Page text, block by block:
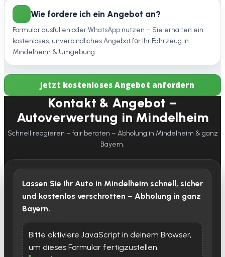
Wie fordere ich ein Angebot an?
Formular ausfüllen oder WhatsApp nutzen – Sie erhalten ein
kostenloses, unverbindliches Angebot für Ihr Fahrzeug in
Mindelheim & Umgebung.
Jetzt kostenloses Angebot anfordern
Kontakt & Angebot –
Autoverwertung in Mindelheim
Schnell reagieren – fair beraten – Abholung in Mindelheim & ganz
Bayern.
Lassen Sie Ihr Auto in Mindelheim schnell, sicher
und kostenlos verschrotten – Abholung in ganz
Bayern.
Bitte aktiviere JavaScript in deinem Browser,
um dieses Formular fertigzustellen.